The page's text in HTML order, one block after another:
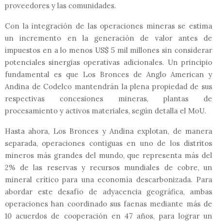
proveedores y las comunidades.
Con la integración de las operaciones mineras se estima
un incremento en la generación de valor antes de
impuestos en a lo menos US$ 5 mil millones sin considerar
potenciales sinergias operativas adicionales. Un principio
fundamental es que Los Bronces de Anglo American y
Andina de Codelco mantendrán la plena propiedad de sus
respectivas concesiones mineras, plantas de
procesamiento y activos materiales, según detalla el MoU.
Hasta ahora, Los Bronces y Andina explotan, de manera
separada, operaciones contiguas en uno de los distritos
mineros más grandes del mundo, que representa más del
2% de las reservas y recursos mundiales de cobre, un
mineral crítico para una economía descarbonizada. Para
abordar este desafío de adyacencia geográfica, ambas
operaciones han coordinado sus faenas mediante más de
10 acuerdos de cooperación en 47 años, para lograr un